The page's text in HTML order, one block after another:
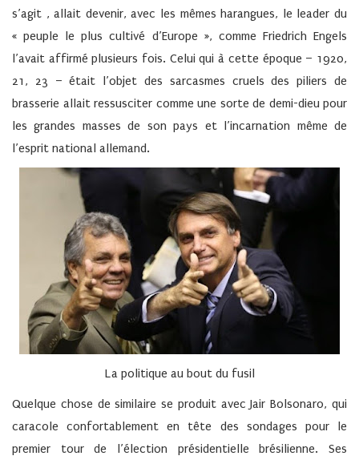
s’agit , allait devenir, avec les mêmes harangues, le leader du
« peuple le plus cultivé d’Europe », comme Friedrich Engels
l’avait affirmé plusieurs fois. Celui qui à cette époque – 1920,
21, 23 – était l’objet des sarcasmes cruels des piliers de
brasserie allait ressusciter comme une sorte de demi-dieu pour
les grandes masses de son pays et l’incarnation même de
l’esprit national allemand.
La politique au bout du fusil
Quelque chose de similaire se produit avec Jair Bolsonaro, qui
caracole confortablement en tête des sondages pour le
premier tour de l’élection présidentielle brésilienne. Ses